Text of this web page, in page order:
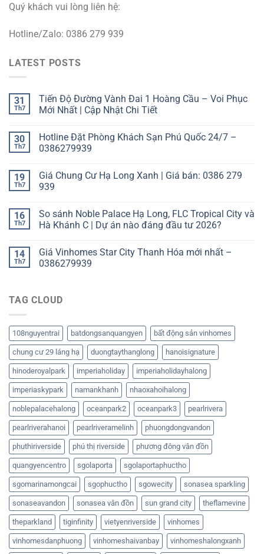
Quý khách vui lòng liên hệ:
Hotline/Zalo: 0386 279 939
LATEST POSTS
31
Th7
Tiến Độ Đường Vành Đai 1 Hoàng Cầu – Voi Phục
Mới Nhất | Cập Nhật Chi Tiết
30
Th7
Hotline Đặt Phòng Khách Sạn Phú Quốc 24/7 –
0386279939
19
Th7
Giá Chung Cư Hạ Long Xanh | Giá bán: 0386 279
939
16
Th7
So sánh Noble Palace Hạ Long, FLC Tropical City và
Hà Khánh C | Dự án nào đáng đầu tư 2026?
14
Th7
Giá Vinhomes Star City Thanh Hóa mới nhất –
0386279939
TAG CLOUD
108nguyentrai batdongsanquangyen bất động sản vinhomes
chung cư 29 láng hạ duongtaythanglong hanoisignature
hinoderoyalpark imperiaholiday imperiaholidayhalong
imperiaskypark namankhanh nhaoxahoihalong
noblepalacehalong oceanpark2 oceanpark3 pearlrivera
pearlriverahanoi pearlriveramelinh phuongdongvandon
phuthiriverside phú thị riverside phương đông vân đồn
quangyencentro sgolaporta sgolaportaphuctho
sgomarinamongcai sgophuctho sgowecity sonasea sparkling
sonaseavandon sonasea vân đồn sun grand city theflamevine
theparkland tiginfinity vietyenriverside vinhomes
vinhomesdanphuong vinhomeshaivanbay vinhomeshalongxanh